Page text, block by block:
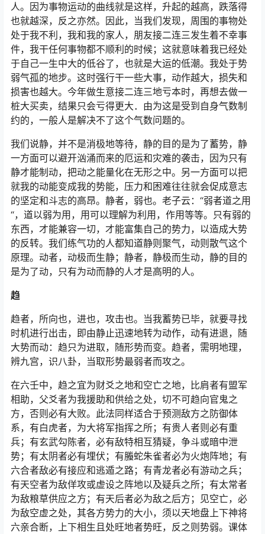
人。因为事物运动的曲线就是这样，升起的越高，跌落得
也就越深，反之亦然。因此，当我们发现，周围的事物处
处于我不利，我和我的家人，朋友接二连三发生着不幸事
件，我干任何事物都不顺利的时候；这就意味着我已经处
于自己一生中大的低谷了，也就是大运的低潮。我处于势
弱气孤的地步。这时强行干一些大事，动作越大，损失和
损害也越大。今年做生意接二连三地亏本时，再想去做一
桩大买卖，结果只会亏得更大．由为这是受到自身气数制
约的，一般人是解决不了这个气数问题的。
我们说静，并不是消极地等待，静的目的是为了蓄势，静
一方面可以避开汹涌而来的厄运和灾难的袭击，因为只有
静才能制动，把动之能量化在无形之中。另一方面可以把
就我的动能变成我的势能，压力和困难往往就会促成意志
的坚定和斗志的高昂。静者，弱也。老子云：“弱者道之用
“，道以弱为用，用可以理解为利用，作用等等。只有弱的
东西，才能兼容一切，才能富集自己的势力，以造成大势
的反转。我们练气功的人都知道静则聚气，动则散气这个
原理。动者，动极而生静；静者，静极而生动，静的目的
是为了动，只有为动而静的人才是高明的人。
趋
趋者，所向也，进也，攻击也。当我蓄势已毕，就要寻找
时机进行出击，即由静止迅速地转为动作，动有进退，随
大势而动：趋只为进取，随形势而变。趋者，需明地理，
辨九宫，识八卦，当取形势最弱者而攻之。
在六壬中，趋之宜为财爻之地和空亡之地，比肩者有盟军
相助，父爻者为我援助和供给之处，切不可趋向官鬼之
方，否则必有大败。此法同样适合于预测敌方之防御体
系，有白虎者，为大将军指挥之所；有贵人者则必有重
兵；有玄武勾陈者，必有敌特相互猜疑，争斗或暗中泄
势；有太阴者必有埋伏；有螣蛇朱雀者必为火炮阵地；有
六合者敌必有接应和逃遁之路；有青龙者必有游动之兵；
有天空者为敌佯攻或虚设之阵地以及疑兵之所；有太常者
为敌粮草供应之方；有天后者必为敌之后方；见空亡，必
为敌空虚之处，其各方势力的大小，须以天地盘上下神将
六亲合断，上下相生且处旺地者势旺，反之则势弱。课体